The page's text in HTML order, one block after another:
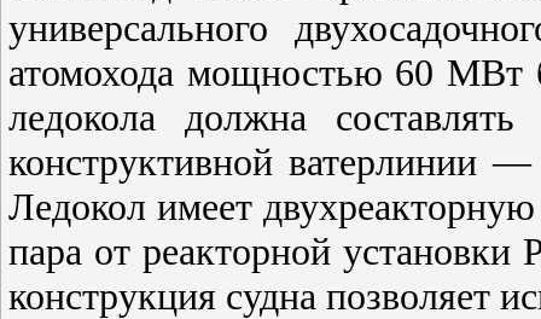
универсального
атомохода мощностью 60 МВт
ледокола должна
конструктивной ватерлинии
Ледокол имеет
пара от реакторной
конструкция судна позволяет